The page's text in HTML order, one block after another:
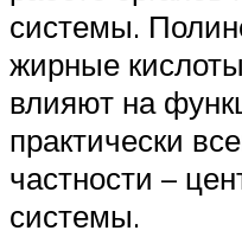
системы.
жирные
влияют на
практически
частности –
системы.